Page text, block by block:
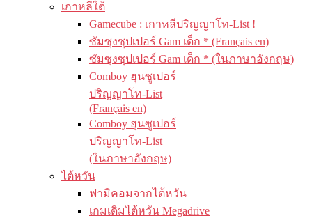
เกาหลีใต้
Gamecube : เกาหลีปริญญาโท-List !
ซัมซุงซุปเปอร์ Gam เด็ก * (Français en)
ซัมซุงซุปเปอร์ Gam เด็ก * (ในภาษาอังกฤษ)
Comboy ฮุนซูเปอร์
ปริญญาโท-List
(Français en)
Comboy ฮุนซูเปอร์
ปริญญาโท-List
(ในภาษาอังกฤษ)
ไต้หวัน
ฟามิคอมจากไต้หวัน
เกมเดิมไต้หวัน Megadrive